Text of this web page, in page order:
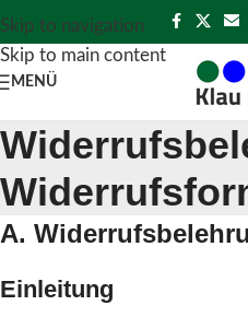
Skip to navigation
Skip to main content
MENÜ
A.
Einleitung